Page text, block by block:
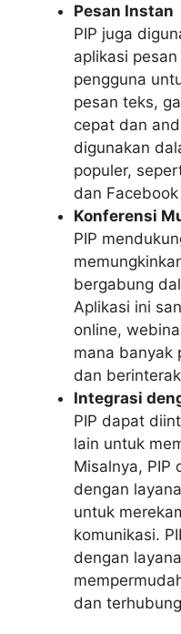
Pesan Instan
PIP juga
aplikasi
pengguna
pesan teks,
cepat dan
digunakan
populer,
dan
Konferensi
PIP
bergabung
Aplikasi ini
online,
mana banyak
dan
Integrasi
PIP dapat
lain untuk
Misalnya, PIP
dengan
untuk
komunikasi.
dengan
dan